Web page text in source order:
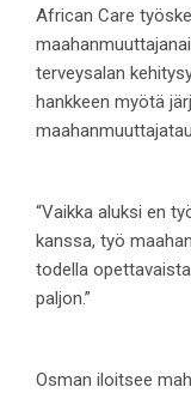
African Care
terveysalan
hankkeen myötä
“Vaikka aluksi en
kanssa, työ
todella
paljon.”
Osman iloitsee